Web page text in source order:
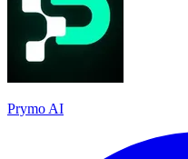
Prymo AI